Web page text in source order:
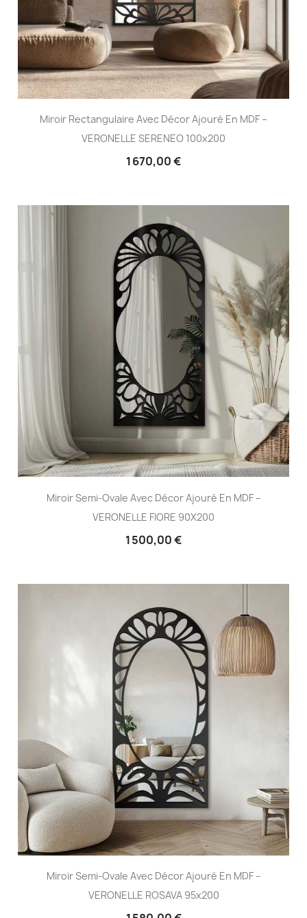
Miroir Rectangulaire Avec Décor Ajouré En MDF –
VERONELLE SERENEO 100x200
1 670,00 €
Miroir Semi-Ovale Avec Décor Ajouré En MDF –
VERONELLE FIORE 90X200
1 500,00 €
Miroir Semi-Ovale Avec Décor Ajouré En MDF –
VERONELLE ROSAVA 95x200